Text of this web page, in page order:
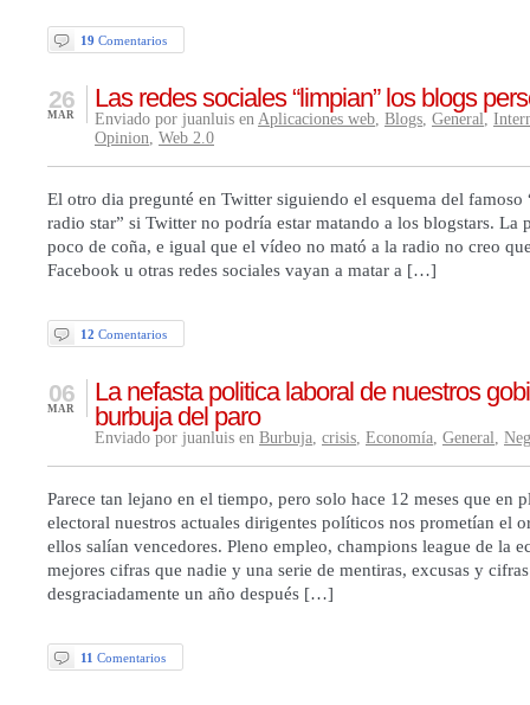
19 Comentarios
Las redes sociales “limpian” los blogs
26
MAR Enviado por juanluis en Aplicaciones web, Blogs, General,
Opinion, Web 2.0
El otro dia pregunté en Twitter siguiendo el esquema del
radio star” si Twitter no podría estar matando a los blogstars. La
poco de coña, e igual que el vídeo no mató a la radio no creo
Facebook u otras redes sociales vayan a matar a […]
12 Comentarios
La nefasta politica laboral de nuestros
burbuja del paro
06
MAR
Enviado por juanluis en Burbuja, crisis, Economía, General,
Parece tan lejano en el tiempo, pero solo hace 12 meses que en
electoral nuestros actuales dirigentes políticos nos prometían el
ellos salían vencedores. Pleno empleo, champions league de la
mejores cifras que nadie y una serie de mentiras, excusas y
desgraciadamente un año después […]
11 Comentarios